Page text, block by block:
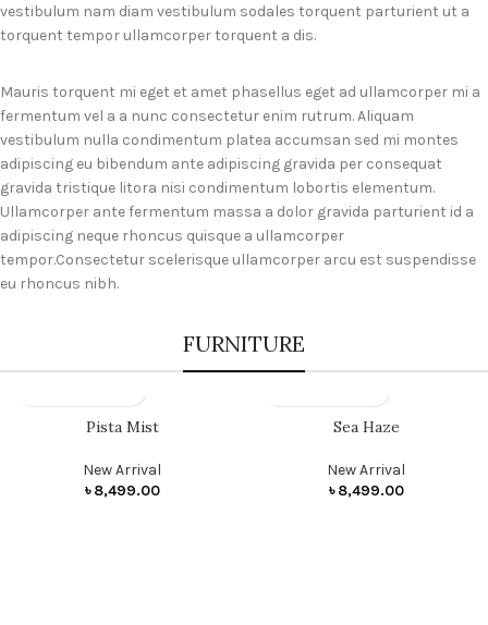
vestibulum nam diam vestibulum sodales torquent parturient ut a
torquent tempor ullamcorper torquent a dis.
Mauris torquent mi eget et amet phasellus eget ad ullamcorper mi a
fermentum vel a a nunc consectetur enim rutrum. Aliquam
vestibulum nulla condimentum platea accumsan sed mi montes
adipiscing eu bibendum ante adipiscing gravida per consequat
gravida tristique litora nisi condimentum lobortis elementum.
Ullamcorper ante fermentum massa a dolor gravida parturient id a
adipiscing neque rhoncus quisque a ullamcorper
tempor.Consectetur scelerisque ullamcorper arcu est suspendisse
eu rhoncus nibh.
FURNITURE
Pista Mist
New Arrival
৳8,499.00
Sea Haze
New Arrival
৳8,499.00